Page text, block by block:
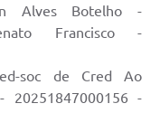
Alves Botelho -
Francisco -
soc de Cred Ao
-